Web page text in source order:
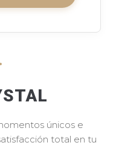
únicos e
total en tu